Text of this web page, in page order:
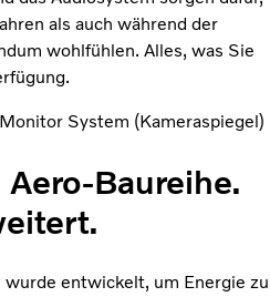
als auch während der
wohlfühlen. Alles, was Sie
System (Kameraspiegel)
Aero-Baureihe.
wurde entwickelt, um Energie zu